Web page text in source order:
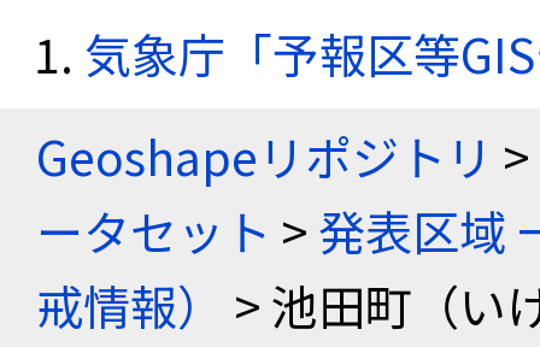
気象庁「予報区等
Geoshapeリポジトリ >
ータセット >発表区域
戒情報）
> 池田町（い